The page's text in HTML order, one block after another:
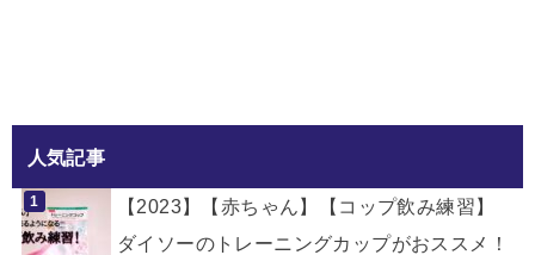
人気記事
【2023】【赤ちゃん】【コップ飲み練習】
ダイソーのトレーニングカップがおススメ！